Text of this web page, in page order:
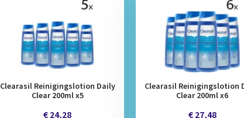
Clearasil Reinigingslotion Daily
Clear 200ml x5
€ 24,28
Clearasil Reinigingslotion
Clear 200ml x6
€ 27,48